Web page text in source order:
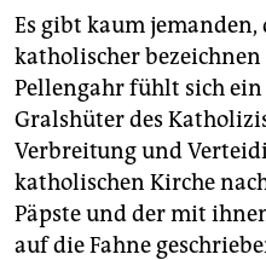
sport
berlin
nord
wahrheit
verlag
Es gibt kaum jemanden,
katholischer
Pellengahr fühlt sich ein
Gralshüter des
Verbreitung und
katholischen Kirche
Päpste und der mit
auf die Fahne